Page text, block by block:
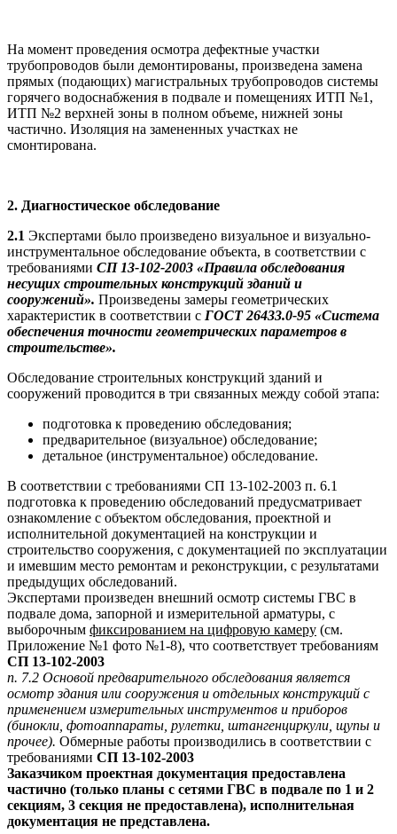
На момент проведения осмотра дефектные участки
трубопроводов были демонтированы, произведена замена
прямых (подающих) магистральных трубопроводов системы
горячего водоснабжения в подвале и помещениях ИТП №1,
ИТП №2 верхней зоны в полном объеме, нижней зоны
частично. Изоляция на замененных участках не
смонтирована.
2. Диагностическое обследование
2.1 Экспертами было произведено визуальное и визуально-
инструментальное обследование объекта, в соответствии с
требованиями СП 13-102-2003 «Правила обследования
несущих строительных конструкций зданий и
сооружений». Произведены замеры геометрических
характеристик в соответствии с ГОСТ 26433.0-95 «Система
обеспечения точности геометрических параметров в
строительстве».
Обследование строительных конструкций зданий и
сооружений проводится в три связанных между собой этапа:
подготовка к проведению обследования;
предварительное (визуальное) обследование;
детальное (инструментальное) обследование.
В соответствии с требованиями СП 13-102-2003 п. 6.1
подготовка к проведению обследований предусматривает
ознакомление с объектом обследования, проектной и
исполнительной документацией на конструкции и
строительство сооружения, с документацией по эксплуатации
и имевшим место ремонтам и реконструкции, с результатами
предыдущих обследований.
Экспертами произведен внешний осмотр системы ГВС в
подвале дома, запорной и измерительной арматуры, с
выборочным фиксированием на цифровую камеру (см.
Приложение №1 фото №1-8), что соответствует требованиям
СП 13-102-2003
п. 7.2 Основой предварительного обследования является
осмотр здания или сооружения и отдельных конструкций с
применением измерительных инструментов и приборов
(бинокли, фотоаппараты, рулетки, штангенциркули, щупы и
прочее). Обмерные работы производились в соответствии с
требованиями СП 13-102-2003
Заказчиком проектная документация предоставлена
частично (только планы с сетями ГВС в подвале по 1 и 2
секциям, 3 секция не предоставлена), исполнительная
документация не представлена.